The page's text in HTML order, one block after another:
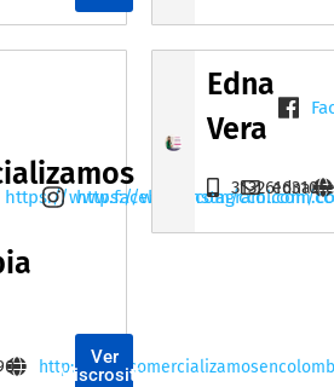
https://www.facebook.com/
https://www.instagram.com/
http:// Ver
Miscrositio
Edna
Vera
3132616310